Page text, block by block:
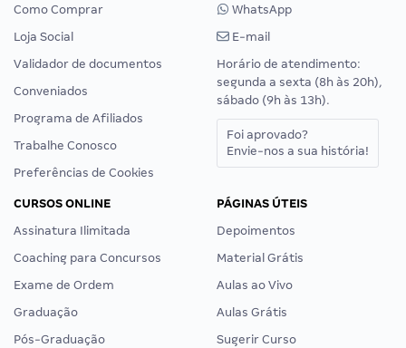
Como Comprar
Loja Social
Validador de documentos
Conveniados
Programa de Afiliados
Trabalhe Conosco
Preferências de Cookies
WhatsApp
E-mail
Horário de atendimento:
segunda a sexta (8h às 20h),
sábado (9h às 13h).
Foi aprovado?
Envie-nos a sua história!
CURSOS ONLINE
Assinatura Ilimitada
Coaching para Concursos
Exame de Ordem
Graduação
Pós-Graduação
PÁGINAS ÚTEIS
Depoimentos
Material Grátis
Aulas ao Vivo
Aulas Grátis
Sugerir Curso